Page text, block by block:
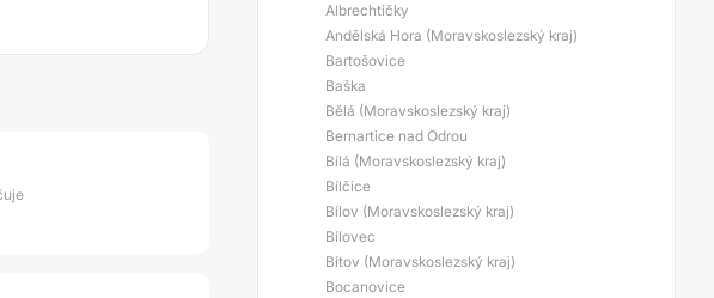
Albrechtičky
Andělská Hora (Moravskoslezský kraj)
Bartošovice
Baška
Bělá (Moravskoslezský kraj)
Bernartice nad Odrou
Bílá (Moravskoslezský kraj)
Bílčice
Bílov (Moravskoslezský kraj)
Bílovec
Bítov (Moravskoslezský kraj)
Bocanovice